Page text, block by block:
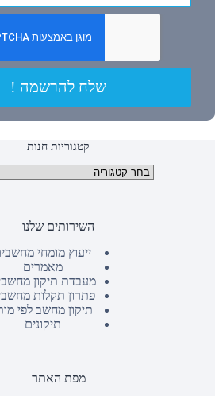
שלח להרשמה !
קטגוריות חנות
השירותים שלנו
ייעוץ מומחי
מאמרים
מעבדת תיקון
פתרון תקלות
תיקון מחשב לפי
תיקונים
מפת האתר